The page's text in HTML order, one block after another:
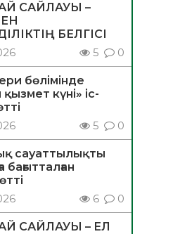
САЙЛАУЫ –
БЕЛГІСІ
5 0
бөлімінде
күні» іс-
5 0
сауаттылықты
бағытталған
6 0
САЙЛАУЫ – ЕЛ